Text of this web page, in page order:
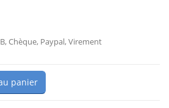
Chèque, Paypal, Virement
panier